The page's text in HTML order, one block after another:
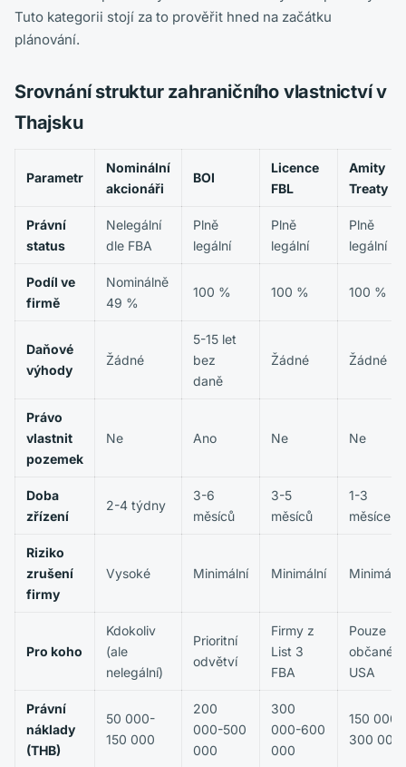
Tuto kategorii stojí za to prověřit hned na začátku
plánování.
Srovnání struktur zahraničního vlastnictví v
Thajsku
Parametr
Nominální
akcionáři
BOI
Licence
FBL
Amity
Treaty
Právní
status
Nelegální
dle FBA
Plně
legální
Plně
legální
Plně
legální
Podíl ve
firmě
Nominálně
49 %
100 % 100 % 100 %
Daňové
výhody
Žádné
5-15 let
bez
daně
Žádné Žádné
Právo
vlastnit
pozemek
Ne Ano Ne Ne
Doba
zřízení
2-4 týdny
3-6
měsíců
3-5
měsíců
1-3
měsíce
Riziko
zrušení
firmy
Vysoké Minimální Minimální Minimální
Pro koho
Kdokoliv
(ale
nelegální)
Prioritní
odvětví
Firmy z
List 3
FBA
Pouze
občané
USA
Právní
náklady
(THB)
50 000-
150 000
200
000-500
000
300
000-600
000
150 000-
300 000